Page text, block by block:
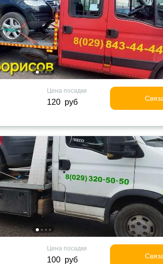
Цена посадки
120 руб
Цена посадки
100 руб